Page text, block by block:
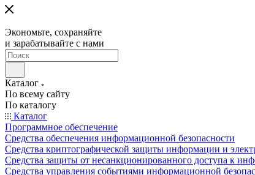
Экономьте, сохраняйте
и зарабатывайте с нами
Каталог
По всему сайту
По каталогу
Каталог
Программное обеспечение
Средства обеспечения информационной безопасности
Средства криптографической защиты информации и
Средства защиты от несанкционированного доступа к
Средства управления событиями информационной